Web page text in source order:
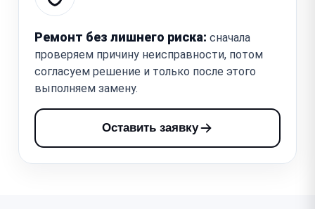
Ремонт без лишнего риска: сначала
проверяем причину неисправности, потом
согласуем решение и только после этого
выполняем замену.
Оставить заявку